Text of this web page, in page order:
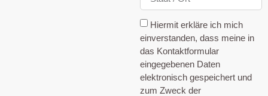
Hiermit erkläre ich mich
einverstanden, dass meine in
das Kontaktformular
eingegebenen Daten
elektronisch gespeichert und
zum Zweck der